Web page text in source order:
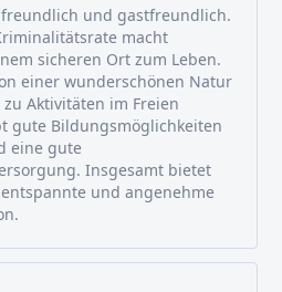
und gastfreundlich.
macht
sicheren Ort zum Leben.
einer wunderschönen Natur
Aktivitäten im Freien
gute Bildungsmöglichkeiten
eine gute
Insgesamt bietet
und angenehme